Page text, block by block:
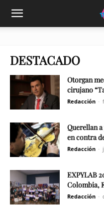
DESTACADO
Otorgan
cirujano
Redacción -
Querellan
en contra
Redacción -
EXPYLAB
Colombia,
Redacción -